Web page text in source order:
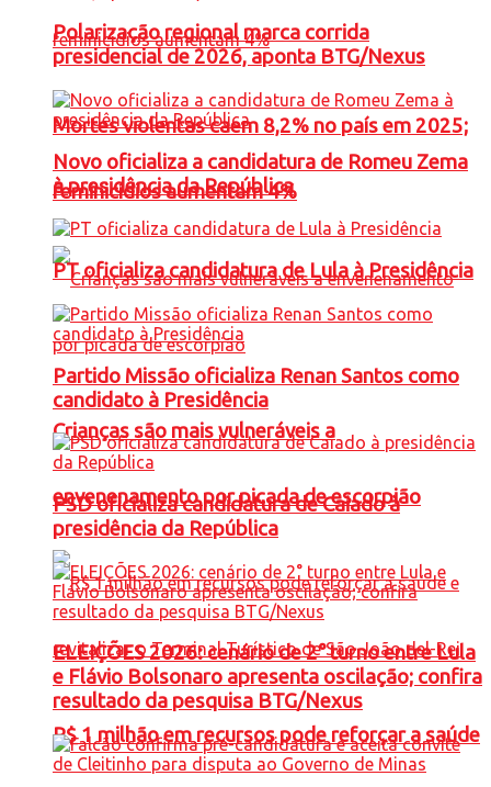
Mortes violentas caem 8,2% no país em 2025;
feminicídios aumentam 4%
Crianças são mais vulneráveis a
envenenamento por picada de escorpião
R$ 1 milhão em recursos pode reforçar a saúde
Polarização regional marca corrida
presidencial de 2026, aponta BTG/Nexus
Novo oficializa a candidatura de Romeu Zema
à presidência da República
PT oficializa candidatura de Lula à Presidência
Partido Missão oficializa Renan Santos como
candidato à Presidência
PSD oficializa candidatura de Caiado à
presidência da República
ELEIÇÕES 2026: cenário de 2° turno entre Lula
e Flávio Bolsonaro apresenta oscilação; confira
resultado da pesquisa BTG/Nexus